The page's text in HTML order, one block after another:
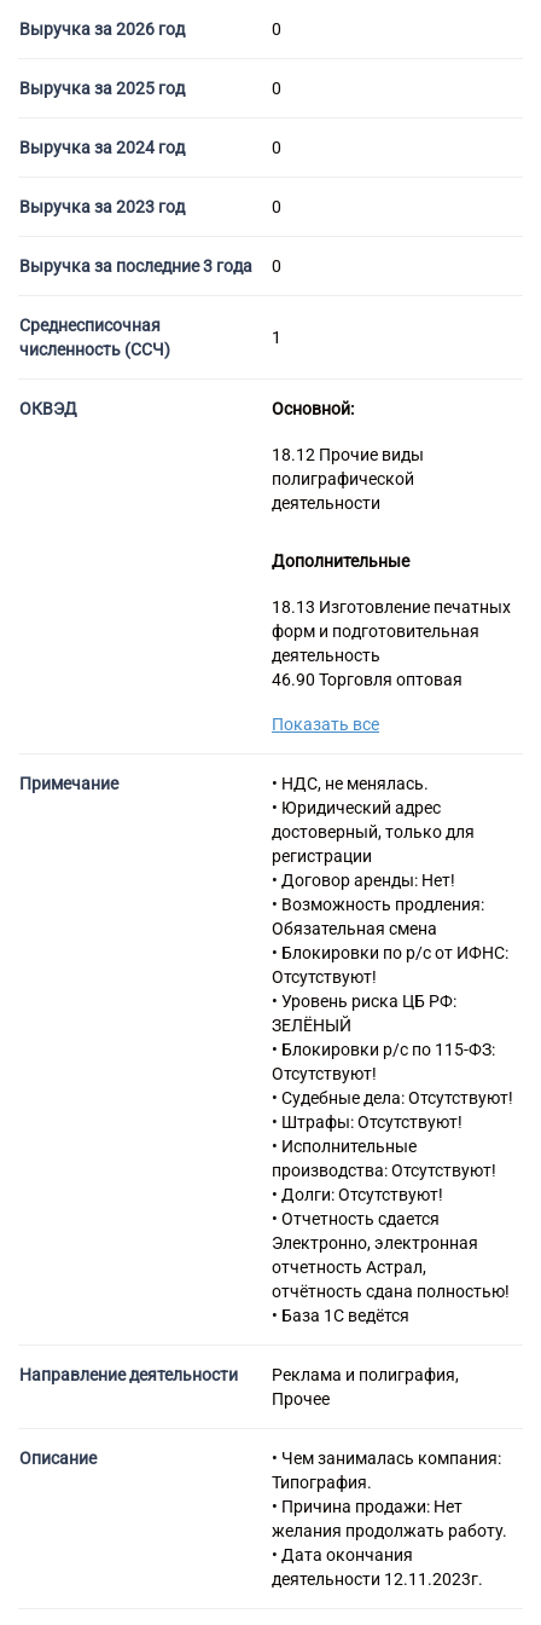
Выручка за 2026 год 0
Выручка за 2025 год 0
Выручка за 2024 год 0
Выручка за 2023 год 0
Выручка за последние 3 года 0
Среднесписочная
численность (ССЧ)
1
ОКВЭД Основной:
18.12 Прочие виды
полиграфической
деятельности
Дополнительные
18.13 Изготовление печатных
форм и подготовительная
деятельность
46.90 Торговля оптовая
17.21 Производство
картона, бумажной и
картонной тары
18.14 Деятельность
брошюровочно-переплетная и
отделочная и сопутствующие
услуги
47.51 Торговля розничная
текстильными изделиями в
специализированных
магазинах
58.19 Виды издательской
деятельности прочие
Показать все
Примечание
• НДС, не менялась.
• Юридический адрес
достоверный, только для
регистрации
• Договор аренды: Нет!
• Возможность продления:
Обязательная смена
• Блокировки по р/с от ИФНС:
Отсутствуют!
• Уровень риска ЦБ РФ:
ЗЕЛЁНЫЙ
• Блокировки р/с по 115-ФЗ:
Отсутствуют!
• Судебные дела: Отсутствуют!
• Штрафы: Отсутствуют!
• Исполнительные
производства: Отсутствуют!
• Долги: Отсутствуют!
• Отчетность сдается
Электронно, электронная
отчетность Астрал,
отчётность сдана полностью!
• База 1С ведётся
Направление деятельности
Реклама и полиграфия,
Прочее
Описание
• Чем занималась компания:
Типография.
• Причина продажи: Нет
желания продолжать работу.
• Дата окончания
деятельности 12.11.2023г.